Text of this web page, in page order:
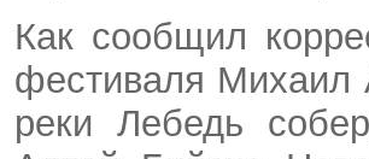
Как сообщил
фестиваля Михаил
реки Лебедь